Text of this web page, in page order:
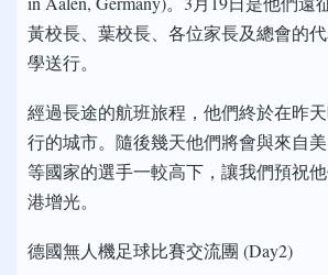
黃校長、葉校長、各位家長及總會的
學送行。
經過長途的航班旅程，他們終於在昨
行的城市。隨後幾天他們將會與來自
等國家的選手一較高下，讓我們預祝
港增光。
德國無人機足球比賽交流團 (Day2)